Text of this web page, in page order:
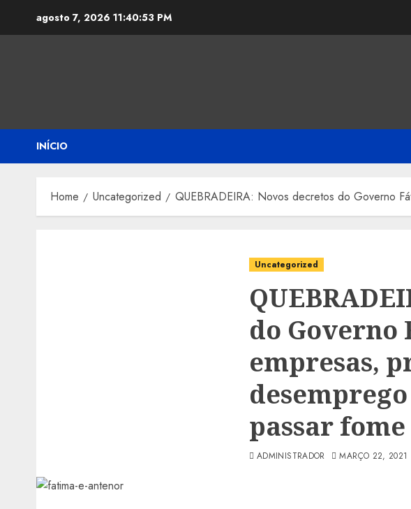
agosto 7, 2026 11:40:54 PM
INÍCIO
Home Uncategorized QUEBRADEIRA: Novos decretos do Governo
Uncategorized
do Governo
empresas,
passar fome
ADMINISTRADOR MARÇO 22, 2021